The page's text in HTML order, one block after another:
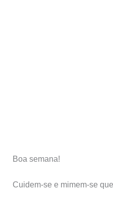
Boa semana!
Cuidem-se e mimem-se